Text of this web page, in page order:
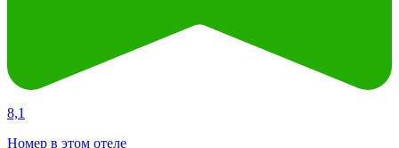
8,1
Номер в этом отеле